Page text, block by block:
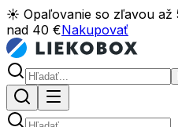
☀️ Opaľovanie so zľavou až
nad 40 €Nakupovať